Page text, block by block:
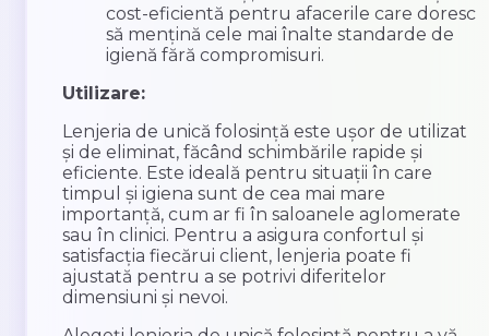
cost-eficientă pentru afacerile care doresc
să mențină cele mai înalte standarde de
igienă fără compromisuri.
Utilizare:
Lenjeria de unică folosință este ușor de utilizat
și de eliminat, făcând schimbările rapide și
eficiente. Este ideală pentru situații în care
timpul și igiena sunt de cea mai mare
importanță, cum ar fi în saloanele aglomerate
sau în clinici. Pentru a asigura confortul și
satisfacția fiecărui client, lenjeria poate fi
ajustată pentru a se potrivi diferitelor
dimensiuni și nevoi.